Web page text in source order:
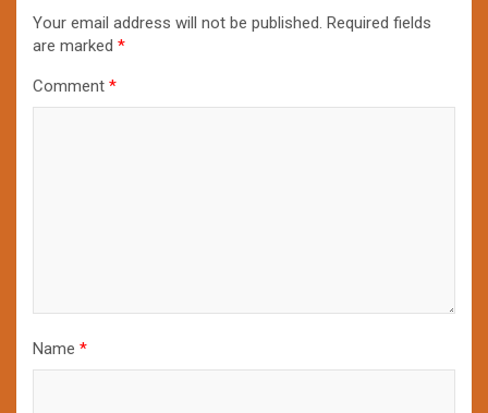
Your email address will not be published. Required fields
are marked *
Comment *
Name *